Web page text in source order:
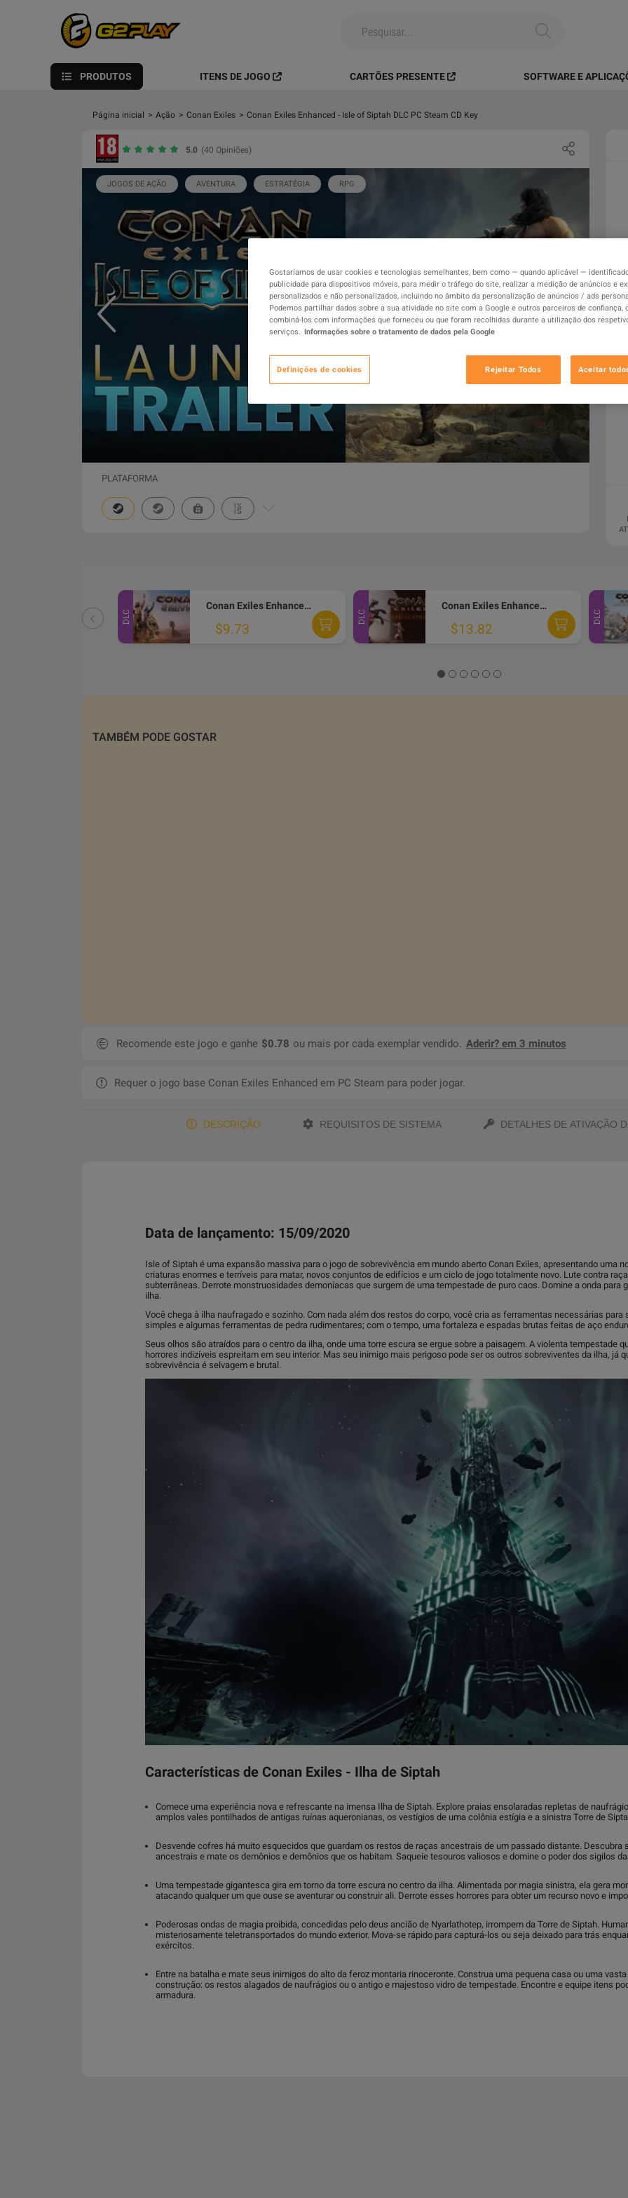
PRODUTOS ITENS DE JOGO CARTÕES PRESENTE SOFTWARE E
Página inicial > Ação > Conan Exiles > Conan Exiles Enhanced - Isle of Siptah DLC PC Steam CD Key
5.0 (40 Opiniões)
JOGOS DE AÇÃO AVENTURA ESTRATÉGIA RPG
PLATAFORMA
DLC
Conan Exiles Enhanced - The Riddle of Steel DLC PC Steam Altergift
$9.73
DLC
Conan Exiles Enhanced - Riders of Hyboria Pack DLC PC Steam Altergift
$13.82
DLC
TAMBÉM PODE GOSTAR
Recomende este jogo e ganhe $0.78 ou mais por cada exemplar vendido. Aderir? em 3 minutos
Requer o jogo base Conan Exiles Enhanced em PC Steam para poder jogar.
DESCRIÇÃO REQUISITOS DE SISTEMA DETALHES DE ATIVAÇÃO
Data de lançamento: 15/09/2020
Isle of Siptah é uma expansão massiva para o jogo de sobrevivência em mundo aberto Conan Exiles, apresentando uma
criaturas enormes e terríveis para matar, novos conjuntos de edifícios e um ciclo de jogo totalmente novo. Lute contra
subterrâneas. Derrote monstruosidades demoníacas que surgem de uma tempestade de puro caos. Domine a onda para
ilha.
Você chega à ilha naufragado e sozinho. Com nada além dos restos do corpo, você cria as ferramentas necessárias
simples e algumas ferramentas de pedra rudimentares; com o tempo, uma fortaleza e espadas brutas feitas de aço
Seus olhos são atraídos para o centro da ilha, onde uma torre escura se ergue sobre a paisagem. A violenta tempestade
horrores indizíveis espreitam em seu interior. Mas seu inimigo mais perigoso pode ser os outros sobreviventes da ilha, já
sobrevivência é selvagem e brutal.
Características de Conan Exiles - Ilha de Siptah
Comece uma experiência nova e refrescante na imensa Ilha de Siptah. Explore praias ensolaradas repletas de
amplos vales pontilhados de antigas ruínas aqueronianas, os vestígios de uma colônia estígia e a sinistra Torre de
Desvende cofres há muito esquecidos que guardam os restos de raças ancestrais de um passado distante. Descubra
ancestrais e mate os demônios e demônios que os habitam. Saqueie tesouros valiosos e domine o poder dos sigilos
Uma tempestade gigantesca gira em torno da torre escura no centro da ilha. Alimentada por magia sinistra, ela gera
atacando qualquer um que ouse se aventurar ou construir ali. Derrote esses horrores para obter um recurso novo e
Poderosas ondas de magia proibida, concedidas pelo deus ancião de Nyarlathotep, irrompem da Torre de Siptah.
misteriosamente teletransportados do mundo exterior. Mova-se rápido para capturá-los ou seja deixado para trás
exércitos.
Entre na batalha e mate seus inimigos do alto da feroz montaria rinoceronte. Construa uma pequena casa ou uma
construção: os restos alagados de naufrágios ou o antigo e majestoso vidro de tempestade. Encontre e equipe itens
armadura.
Gostaríamos de usar cookies e tecnologias semelhantes, bem como — quando aplicável —
publicidade para dispositivos móveis, para medir o tráfego do site, realizar a medição de anúncios e
personalizados e não personalizados, incluindo no âmbito da personalização de anúncios / ads
Podemos partilhar dados sobre a sua atividade no site com a Google e outros parceiros de confiança,
combiná-los com informações que forneceu ou que foram recolhidas durante a utilização dos
serviços.
Informações sobre o tratamento de dados pela Google
Definições de cookies Rejeitar Todos Aceitar